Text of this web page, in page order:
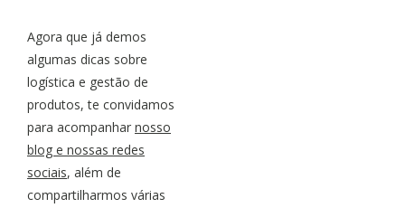
Agora que já demos
algumas dicas sobre
logística e gestão de
produtos, te convidamos
para acompanhar nosso
blog e nossas redes
sociais, além de
compartilharmos várias